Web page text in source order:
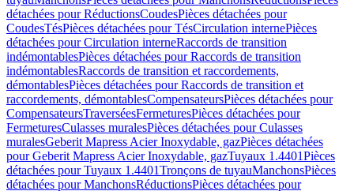
détachées pour RéductionsCoudesPièces détachées pour
CoudesTésPièces détachées pour TésCirculation internePièces
détachées pour Circulation interneRaccords de transition
indémontablesPièces détachées pour Raccords de transition
indémontablesRaccords de transition et raccordements,
démontablesPièces détachées pour Raccords de transition et
raccordements, démontablesCompensateursPièces détachées pour
CompensateursTraverséesFermeturesPièces détachées pour
FermeturesCulasses muralesPièces détachées pour Culasses
muralesGeberit Mapress Acier Inoxydable, gazPièces détachées
pour Geberit Mapress Acier Inoxydable, gazTuyaux 1.4401Pièces
détachées pour Tuyaux 1.4401Tronçons de tuyauManchonsPièces
détachées pour ManchonsRéductionsPièces détachées pour